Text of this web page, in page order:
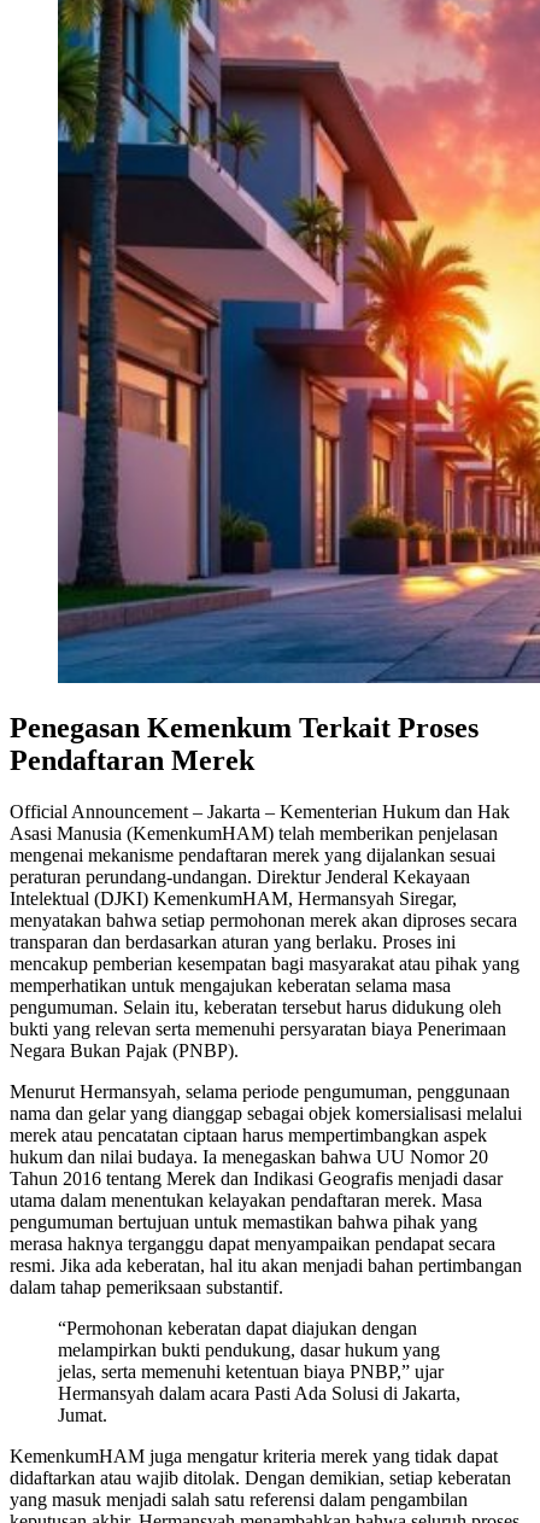
Penegasan Kemenkum Terkait Proses
Pendaftaran Merek
Official Announcement – Jakarta – Kementerian Hukum dan Hak
Asasi Manusia (KemenkumHAM) telah memberikan penjelasan
mengenai mekanisme pendaftaran merek yang dijalankan sesuai
peraturan perundang-undangan. Direktur Jenderal Kekayaan
Intelektual (DJKI) KemenkumHAM, Hermansyah Siregar,
menyatakan bahwa setiap permohonan merek akan diproses secara
transparan dan berdasarkan aturan yang berlaku. Proses ini
mencakup pemberian kesempatan bagi masyarakat atau pihak yang
memperhatikan untuk mengajukan keberatan selama masa
pengumuman. Selain itu, keberatan tersebut harus didukung oleh
bukti yang relevan serta memenuhi persyaratan biaya Penerimaan
Negara Bukan Pajak (PNBP).
Menurut Hermansyah, selama periode pengumuman, penggunaan
nama dan gelar yang dianggap sebagai objek komersialisasi melalui
merek atau pencatatan ciptaan harus mempertimbangkan aspek
hukum dan nilai budaya. Ia menegaskan bahwa UU Nomor 20
Tahun 2016 tentang Merek dan Indikasi Geografis menjadi dasar
utama dalam menentukan kelayakan pendaftaran merek. Masa
pengumuman bertujuan untuk memastikan bahwa pihak yang
merasa haknya terganggu dapat menyampaikan pendapat secara
resmi. Jika ada keberatan, hal itu akan menjadi bahan pertimbangan
dalam tahap pemeriksaan substantif.
“Permohonan keberatan dapat diajukan dengan
melampirkan bukti pendukung, dasar hukum yang
jelas, serta memenuhi ketentuan biaya PNBP,” ujar
Hermansyah dalam acara Pasti Ada Solusi di Jakarta,
Jumat.
KemenkumHAM juga mengatur kriteria merek yang tidak dapat
didaftarkan atau wajib ditolak. Dengan demikian, setiap keberatan
yang masuk menjadi salah satu referensi dalam pengambilan